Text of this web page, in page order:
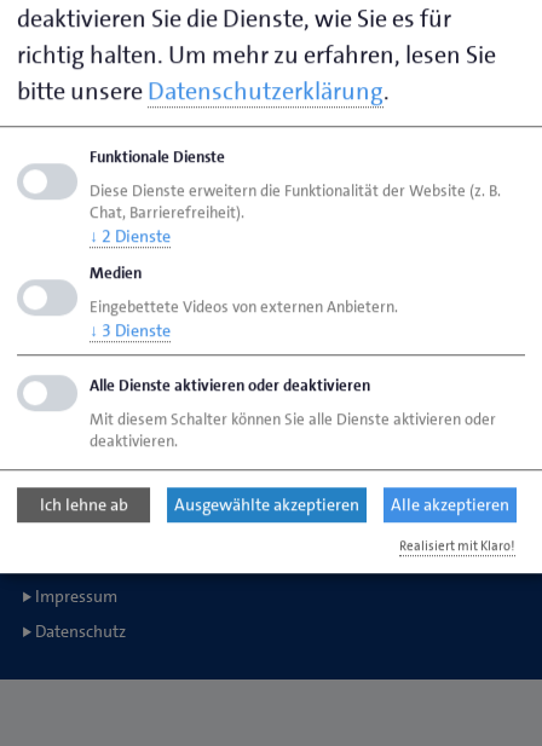
Seite drucken
Seite aktualisiert am 08. Juni 2017
HWK Bremen Ansprechpartner
Arbeitsschutz
Handwerkskammer Bremen
Ansgaritorstr. 24
28195 Bremen
Telefon: 0421 30500-0
service@hwk-bremen.de
Copyright © 2014-2026 Handwerkskammer Bremen
Impressum
Datenschutz
deaktivieren Sie die Dienste, wie Sie es für
richtig halten. Um mehr zu erfahren, lesen Sie
bitte unsereDatenschutzerklärung.
Funktionale Dienste
Diese Dienste erweitern die Funktionalität der Website (z. B.
Chat, Barrierefreiheit).
↓ 2 Dienste
Medien
Eingebettete Videos von externen Anbietern.
↓ 3 Dienste
Alle Dienste aktivieren oder deaktivieren
Mit diesem Schalter können Sie alle Dienste aktivieren oder
deaktivieren.
Ich lehne ab Ausgewählte akzeptieren Alle akzeptieren
Realisiert mit Klaro!